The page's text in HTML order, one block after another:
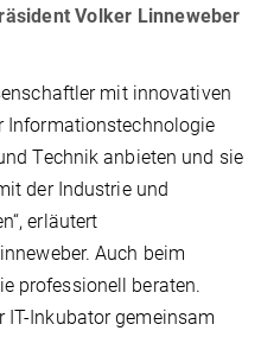
Volker Linneweber
mit innovativen
Informationstechnologie
Technik anbieten und sie
der Industrie und
erläutert
Auch beim
professionell beraten.
IT-Inkubator gemeinsam